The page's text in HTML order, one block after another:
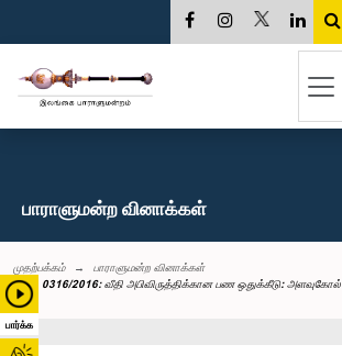
பார்க்க
பாராளுமன்ற வினாக்கள்
முதற்பக்கம்
பாராளுமன்ற வினாக்கள்
0316/2016: வீதி அபிவிருத்திக்கான பண ஒதுக்கீடு: அளவுகோல்